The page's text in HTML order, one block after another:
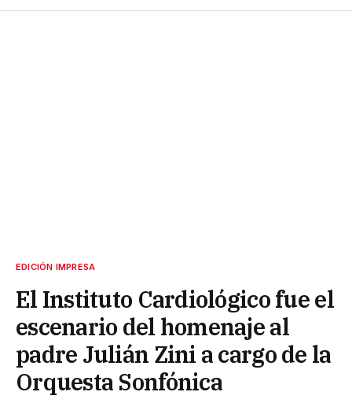
EDICIÓN IMPRESA
El Instituto Cardiológico fue el
escenario del homenaje al
padre Julián Zini a cargo de la
Orquesta Sonfónica